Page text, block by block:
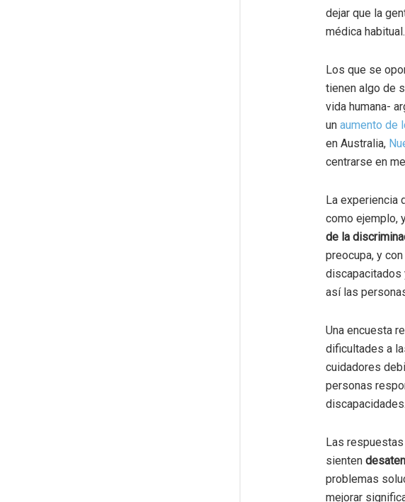
dejar que la
médica habitual.
Los que se
tienen algo de
vida humana-
un aumento de
en Australia,
centrarse en
La experiencia
como ejemplo,
de la
preocupa, y
discapacitados
así las
Una encuesta
dificultades a
cuidadores
personas
discapacidades.
Las
sienten
problemas
mejorar